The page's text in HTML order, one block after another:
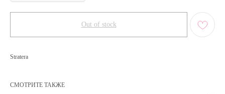
Out of stock
Stratera
СМОТРИТЕ ТАКЖЕ